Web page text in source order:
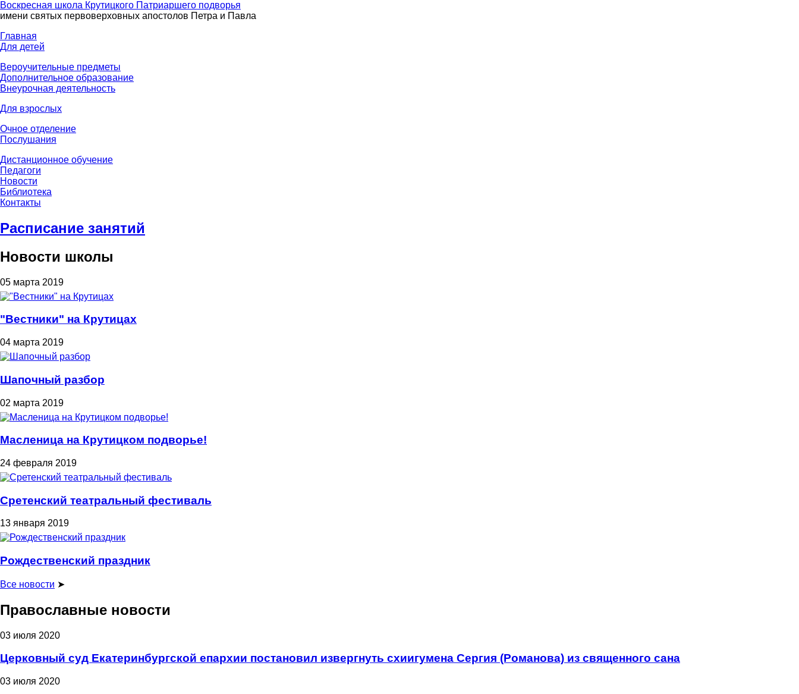
Воскресная школа Крутицкого Патриаршего подворья
имени святых первоверховных апостолов Петра и Павла
Главная
Для детей
Вероучительные предметы
Дополнительное образование
Внеурочная деятельность
Для взрослых
Очное отделение
Послушания
Дистанционное обучение
Педагоги
Новости
Библиотека
Контакты
Расписание занятий
Новости школы
05 марта 2019
"Вестники" на Крутицах
04 марта 2019
Шапочный разбор
02 марта 2019
Масленица на Крутицком подворье!
24 февраля 2019
Сретенский театральный фестиваль
13 января 2019
Рождественский праздник
Все новости ➤
Православные новости
03 июля 2020
Церковный суд Екатеринбургской епархии постановил извергнуть схиигумена Сергия (Романова) из священного сана
03 июля 2020